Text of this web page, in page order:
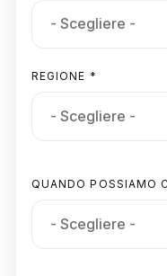
REGIONE *
QUANDO POSSIAMO